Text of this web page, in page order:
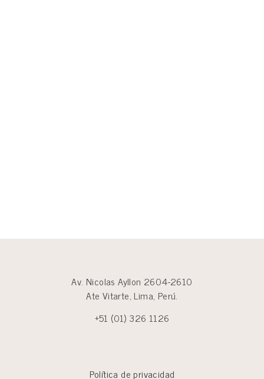
Av. Nicolas Ayllon 2604-2610
Ate Vitarte, Lima, Perú.
+51 (01) 326 1126
Política de privacidad